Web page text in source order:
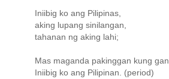
Iniibig ko ang Pilipinas,
aking lupang sinilangan,
tahanan ng aking lahi;
Mas maganda pakinggan kung
Iniibig ko ang Pilipinan. (period)